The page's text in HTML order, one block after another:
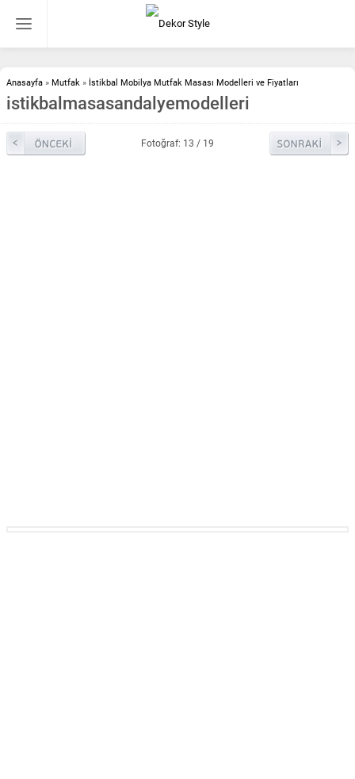
Anasayfa » Mutfak » İstikbal Mobilya Mutfak Masası Modelleri ve Fiyatları
istikbalmasasandalyemodelleri
Fotoğraf: 13 / 19